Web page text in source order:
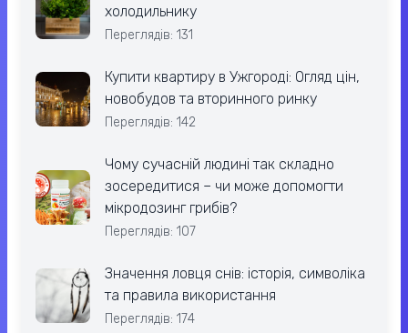
холодильнику
Переглядів: 131
Купити квартиру в Ужгороді: Огляд цін,
новобудов та вторинного ринку
Переглядів: 142
Чому сучасній людині так складно
зосередитися – чи може допомогти
мікродозинг грибів?
Переглядів: 107
Значення ловця снів: історія, символіка
та правила використання
Переглядів: 174